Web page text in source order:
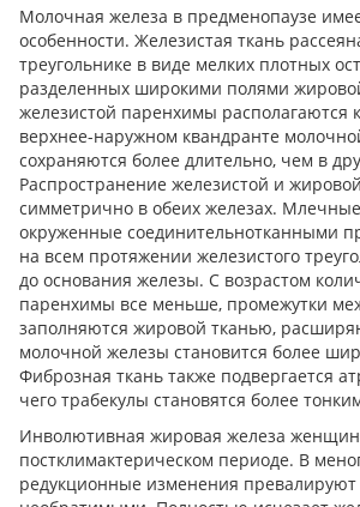
Молочная железа в предменопаузе
особенности. Железистая ткань
треугольнике в виде мелких плотных
разделенных широкими полями
железистой паренхимы располагаются
верхнее-наружном квандранте
сохраняются более длительно, чем в
Распространение железистой и
симметрично в обеих железах.
окруженные соединительнотканными
на всем протяжении железистого
до основания железы. С возрастом
паренхимы все меньше, промежутки
заполняются жировой тканью,
молочной железы становится более
Фиброзная ткань также подвергается
чего трабекулы становятся более
Инволютивная жировая железа
постклимактерическом периоде. В
редукционные изменения превалируют